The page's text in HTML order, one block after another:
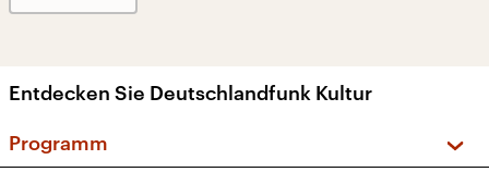
Entdecken Sie Deutschlandfunk Kultur
Programm